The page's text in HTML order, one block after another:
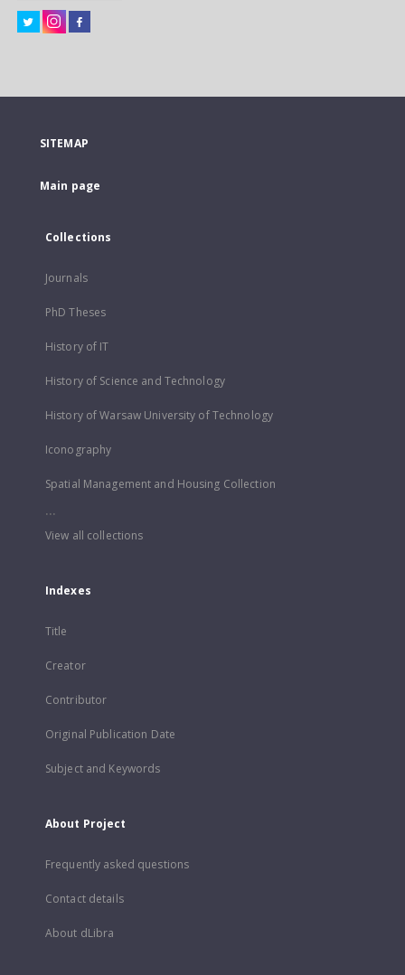
SITEMAP
Main page
Collections
Journals
PhD Theses
History of IT
History of Science and Technology
History of Warsaw University of Technology
Iconography
Spatial Management and Housing Collection
...
View all collections
Indexes
Title
Creator
Contributor
Original Publication Date
Subject and Keywords
About Project
Frequently asked questions
Contact details
About dLibra